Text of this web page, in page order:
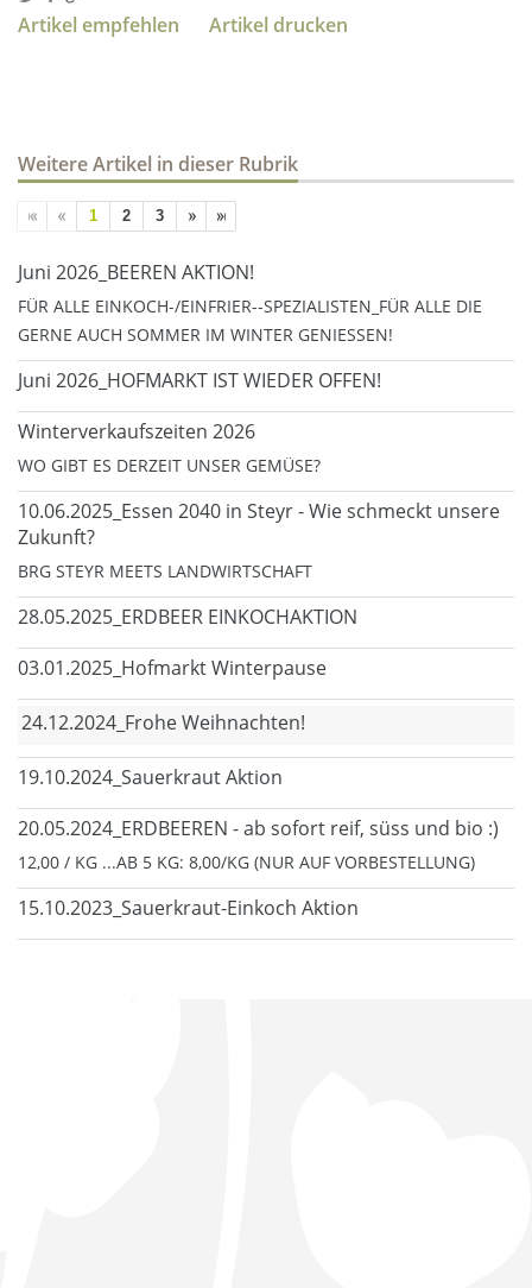
Artikel empfehlen Artikel drucken
Weitere Artikel in dieser Rubrik
1 2 3
Juni 2026_BEEREN AKTION!
FÜR ALLE EINKOCH-/EINFRIER--SPEZIALISTEN_FÜR ALLE DIE
GERNE AUCH SOMMER IM WINTER GENIESSEN!
Juni 2026_HOFMARKT IST WIEDER OFFEN!
Winterverkaufszeiten 2026
WO GIBT ES DERZEIT UNSER GEMÜSE?
10.06.2025_Essen 2040 in Steyr - Wie schmeckt unsere
Zukunft?
BRG STEYR MEETS LANDWIRTSCHAFT
28.05.2025_ERDBEER EINKOCHAKTION
03.01.2025_Hofmarkt Winterpause
24.12.2024_Frohe Weihnachten!
19.10.2024_Sauerkraut Aktion
20.05.2024_ERDBEEREN - ab sofort reif, süss und bio :)
12,00 / KG ...AB 5 KG: 8,00/KG (NUR AUF VORBESTELLUNG)
15.10.2023_Sauerkraut-Einkoch Aktion